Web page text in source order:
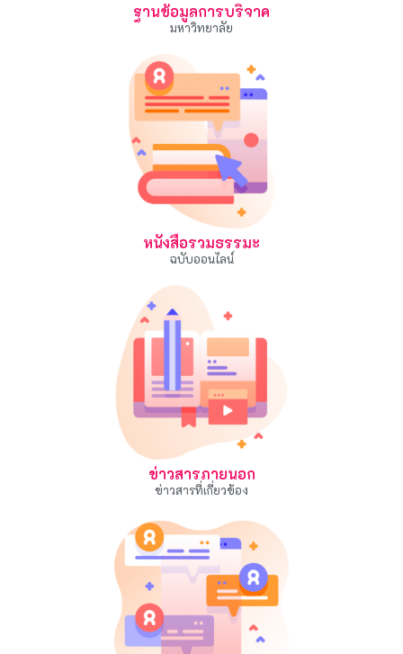
ฐานข้อมูลการบริจาค
มหาวิทยาลัย
หนังสือรวมธรรมะ
ฉบับออนไลน์
ข่าวสารภายนอก
ข่าวสารที่เกี่ยวข้อง